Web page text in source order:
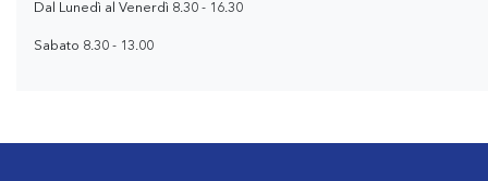
Dal Lunedì al Venerdì 8.30 - 16.30
Sabato 8.30 - 13.00